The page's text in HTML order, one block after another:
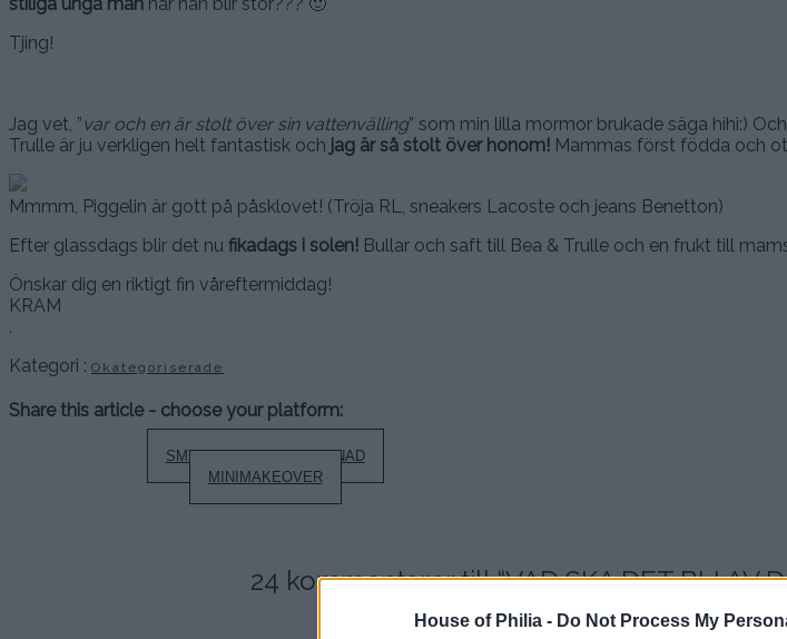
House of Philia - Do Not Process My
Tjing!
Jag vet, ”var och en är stolt över sin vattenvälling” som min lilla mormor brukade säga hihi:)
Trulle är ju verkligen helt fantastisk och jag är så stolt över honom! Mammas först födda och
Mmmm, Piggelin är gott på påsklovet! (Tröja RL, sneakers Lacoste och jeans Benetton)
Efter glassdags blir det nu fikadags i solen! Bullar och saft till Bea & Trulle och en frukt till
Önskar dig en riktigt fin våreftermiddag!
KRAM
.
Kategori : Okategoriserade
Share this article - choose your platform:
InläggsnavigeringSMYCKEN & SOL & SAKNAD
MINIMAKEOVER
24 kommentarer till “VAD SKA DET BLI AV